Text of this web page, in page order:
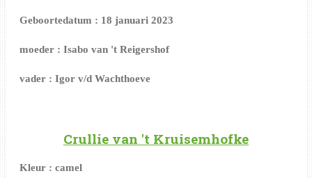
Geboortedatum : 18 januari 2023
moeder : Isabo van 't Reigershof
vader : Igor v/d Wachthoeve
Crullie van 't Kruisemhofke
Kleur : camel